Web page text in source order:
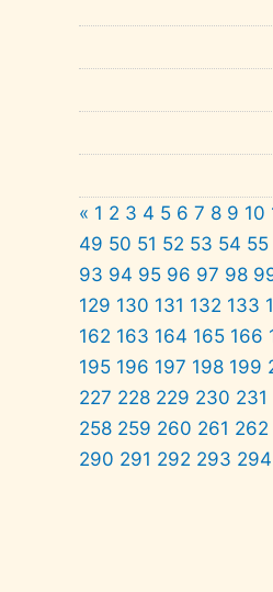
« 1 2 3 4 5 6 7 8 9 10
49 50 51 52 53 54 55
93 94 95 96 97 98
129 130 131 132 133
162 163 164 165 166
195 196 197 198 199
227 228 229 230 231
258 259 260 261 262
290 291 292 293 294